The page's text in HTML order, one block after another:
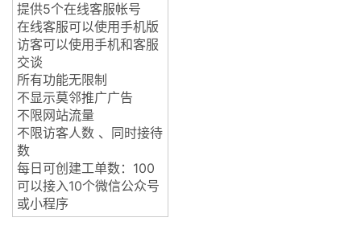
提供5个在线客服帐号
在线客服可以使用手机版
访客可以使用手机和客服
交谈
所有功能无限制
不显示莫邻推广广告
不限网站流量
不限访客人数 、同时接待
数
每日可创建工单数：100
可以接入10个微信公众号
或小程序